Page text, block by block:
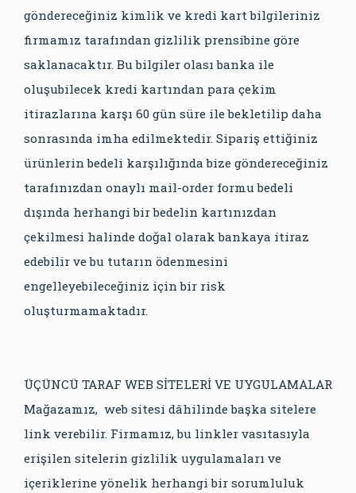
göndereceğiniz kimlik ve kredi kart bilgileriniz
firmamız tarafından gizlilik prensibine göre
saklanacaktır. Bu bilgiler olası banka ile
oluşubilecek kredi kartından para çekim
itirazlarına karşı 60 gün süre ile bekletilip daha
sonrasında imha edilmektedir. Sipariş ettiğiniz
ürünlerin bedeli karşılığında bize göndereceğiniz
tarafınızdan onaylı mail-order formu bedeli
dışında herhangi bir bedelin kartınızdan
çekilmesi halinde doğal olarak bankaya itiraz
edebilir ve bu tutarın ödenmesini
engelleyebileceğiniz için bir risk
oluşturmamaktadır.
ÜÇÜNCÜ TARAF WEB SİTELERİ VE UYGULAMALAR
Mağazamız, web sitesi dâhilinde başka sitelere
link verebilir. Firmamız, bu linkler vasıtasıyla
erişilen sitelerin gizlilik uygulamaları ve
içeriklerine yönelik herhangi bir sorumluluk